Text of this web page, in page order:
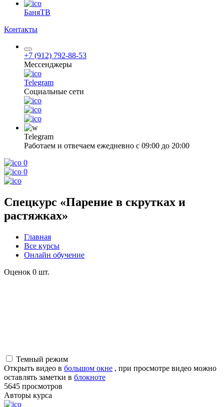
БаняТВ
Контакты
+7 (912) 792-88-53
Мессенджеры
Telegram
Социальные сети
Telegram
Работаем и отвечаем ежедневно с 09:00 до 20:00
0
0
Спецкурс «Парение в скрутках и
растяжках»
Главная
Все курсы
Онлайн обучение
Оценок 0 шт.
Темный режим
Открыть видео в большом окне , при просмотре видео можно
оставлять заметки в блокноте
5645 просмотров
Авторы курса